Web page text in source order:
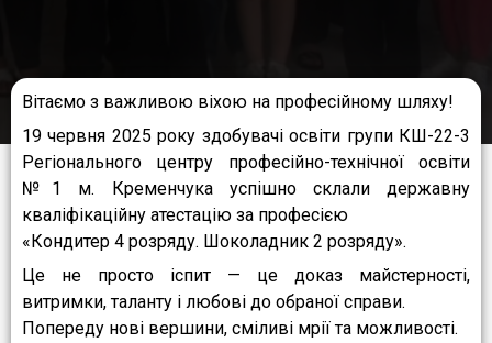
Вітаємо з важливою віхою на професійному шляху!
19 червня 2025 року здобувачі освіти групи КШ-22-3
Регіонального центру професійно-технічної освіти
№1 м. Кременчука успішно склали державну
кваліфікаційну атестацію за професією
«Кондитер 4 розряду. Шоколадник 2 розряду».
Це не просто іспит — це доказ майстерності,
витримки, таланту і любові до обраної справи.
Попереду нові вершини, сміливі мрії та можливості.